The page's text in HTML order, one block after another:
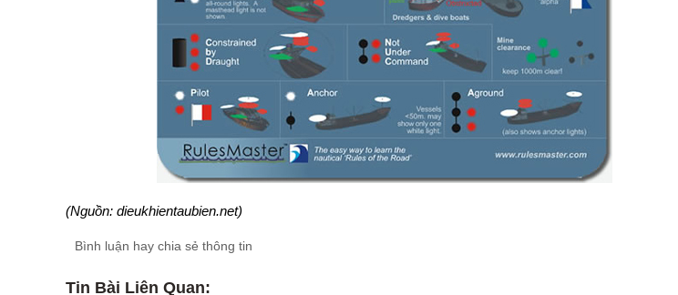
(Nguồn: dieukhientaubien.net)
Bình luận hay chia sẻ thông tin
Tin Bài Liên Quan: